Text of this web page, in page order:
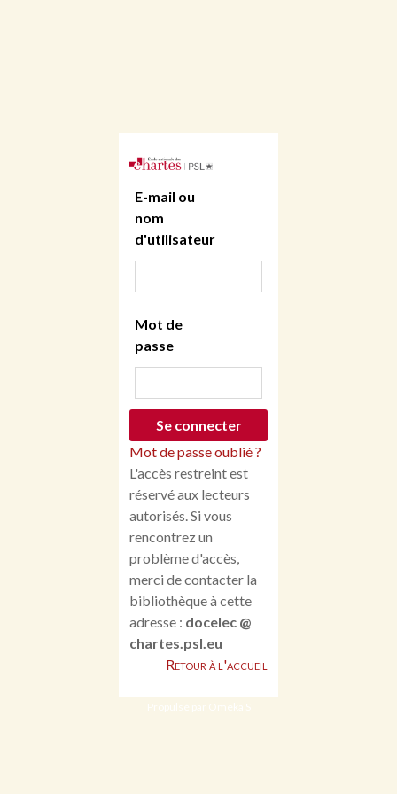
E-mail ou
nom
d'utilisateur
Mot de
passe
Mot de passe oublié ?
L'accès restreint est
réservé aux lecteurs
autorisés. Si vous
rencontrez un
problème d'accès,
merci de contacter la
bibliothèque à cette
adresse : docelec @
chartes.psl.eu
Retour à l'accueil
Propulsé par Omeka S